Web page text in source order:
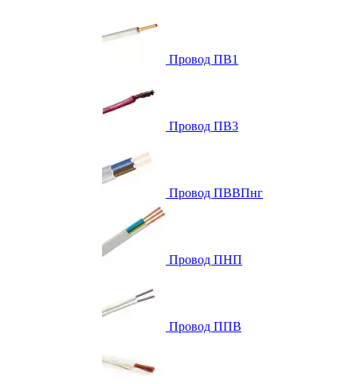
Провод ПВ1
Провод ПВ3
Провод ПВВПнг
Провод ПНП
Провод ППВ